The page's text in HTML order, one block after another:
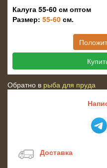
Калуга 55-60 см оптом
Размер: 55-60 см.
Обратно в рыба для пруда
Доставка